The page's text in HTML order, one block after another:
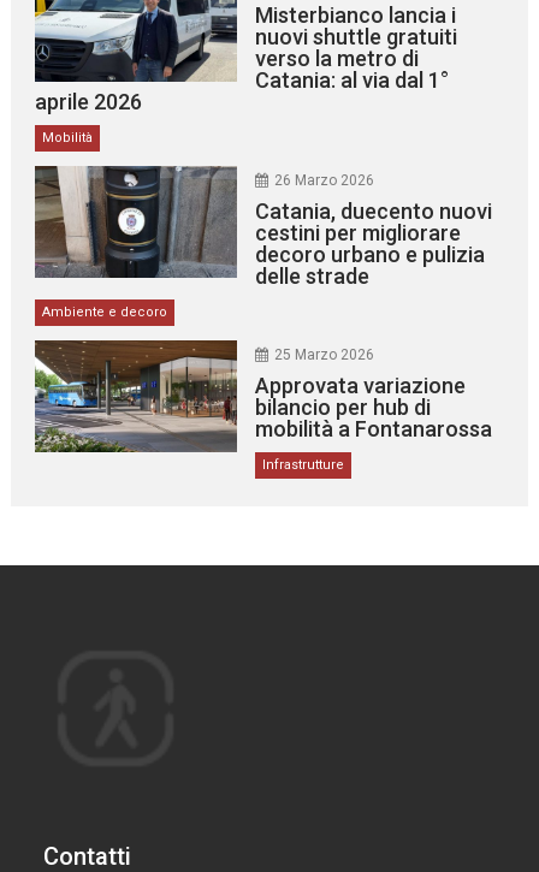
Misterbianco lancia i
nuovi shuttle gratuiti
verso la metro di
Catania: al via dal 1°
aprile 2026
Mobilità
26 Marzo 2026
Catania, duecento nuovi
cestini per migliorare
decoro urbano e pulizia
delle strade
Ambiente e decoro
25 Marzo 2026
Approvata variazione
bilancio per hub di
mobilità a Fontanarossa
Infrastrutture
Contatti